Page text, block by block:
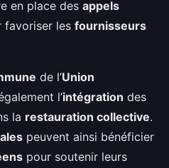
en place des appels
favoriser les fournisseurs
de l’Union
l’intégration des
la restauration collective.
peuvent ainsi bénéficier
pour soutenir leurs